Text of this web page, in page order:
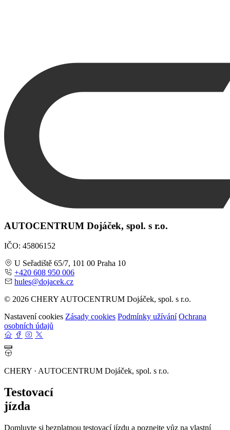
AUTOCENTRUM Dojáček, spol. s r.o.
IČO: 45806152
U Seřadiště 65/7, 101 00 Praha 10
+420 608 950 006
hules@dojacek.cz
© 2026 CHERY AUTOCENTRUM Dojáček, spol. s r.o.
Nastavení cookies Zásady cookies Podmínky užívání Ochrana
osobních údajů
CHERY · AUTOCENTRUM Dojáček, spol. s r.o.
Testovací
jízda
Domluvte si bezplatnou testovací jízdu a poznejte vůz na vlastní